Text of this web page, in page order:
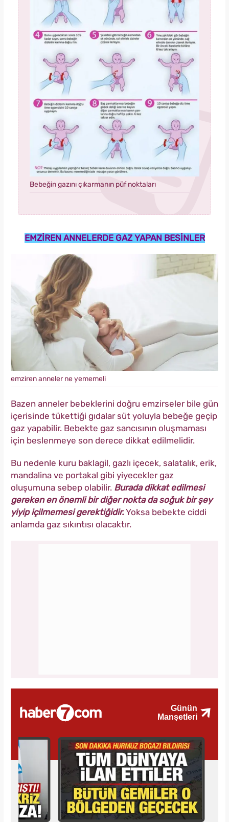
Bebeğin gazını çıkarmanın püf noktaları
EMZİREN ANNELERDE GAZ YAPAN BESİNLER
emziren anneler ne yememeli
Bazen anneler bebeklerini doğru emzirseler bile gün
içerisinde tükettiği gıdalar süt yoluyla bebeğe geçip
gaz yapabilir. Bebekte gaz sancısının oluşmaması
için beslenmeye son derece dikkat edilmelidir.
Bu nedenle kuru baklagil, gazlı içecek, salatalık, erik,
mandalina ve portakal gibi yiyecekler gaz
oluşumuna sebep olabilir. Burada dikkat edilmesi
gereken en önemli bir diğer nokta da soğuk bir şey
yiyip içilmemesi gerektiğidir. Yoksa bebekte ciddi
anlamda gaz sıkıntısı olacaktır.